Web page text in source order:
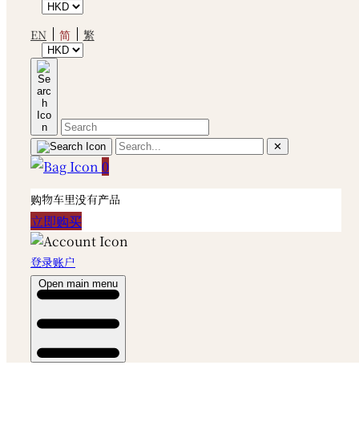
EN 简 繁
✕
0
购物车里没有产品
立即购买
登录账户
Open main menu